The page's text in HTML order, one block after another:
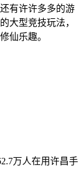
有许许多多的游
大型竞技玩法，
仙乐趣。
万人在用许昌手